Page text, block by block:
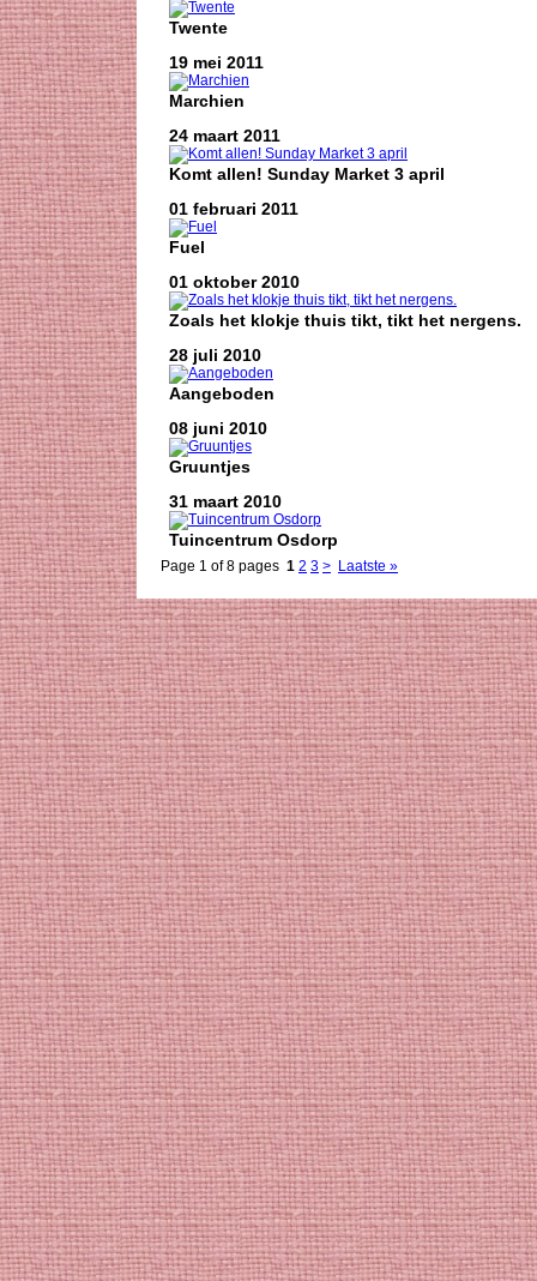
Twente
19 mei 2011
Marchien
24 maart 2011
Komt allen! Sunday Market 3 april
01 februari 2011
Fuel
01 oktober 2010
Zoals het klokje thuis tikt, tikt het nergens.
28 juli 2010
Aangeboden
08 juni 2010
Gruuntjes
31 maart 2010
Tuincentrum Osdorp
Page 1 of 8 pages 1 2 3 > Laatste »